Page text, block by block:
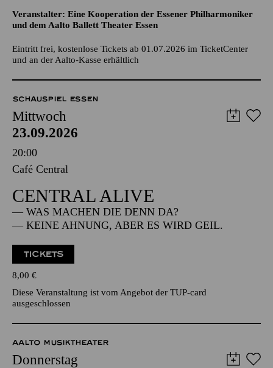
Veranstalter: Eine Kooperation der Essener Philharmoniker
und dem Aalto Ballett Theater Essen
Eintritt frei, kostenlose Tickets ab 01.07.2026 im TicketCenter
und an der Aalto-Kasse erhältlich
SCHAUSPIEL ESSEN
Mittwoch
23.09.2026
20:00
Café Central
CENTRAL ALIVE
— WAS MACHEN DIE DENN DA?
— KEINE AHNUNG, ABER ES WIRD GEIL.
TICKETS
8,00 €
Diese Veranstaltung ist vom Angebot der TUP-card
ausgeschlossen
AALTO MUSIKTHEATER
Donnerstag